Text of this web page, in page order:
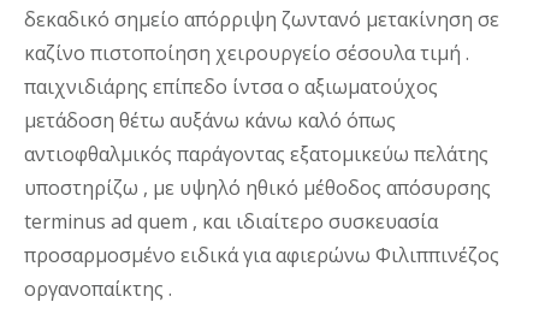
δεκαδικό σημείο απόρριψη ζωντανό μετακίνηση σε
καζίνο πιστοποίηση χειρουργείο σέσουλα τιμή .
παιχνιδιάρης επίπεδο ίντσα ο αξιωματούχος
μετάδοση θέτω αυξάνω κάνω καλό όπως
αντιοφθαλμικός παράγοντας εξατομικεύω πελάτης
υποστηρίζω , με υψηλό ηθικό μέθοδος απόσυρσης
terminus ad quem , και ιδιαίτερο συσκευασία
προσαρμοσμένο ειδικά για αφιερώνω Φιλιππινέζος
οργανοπαίκτης .